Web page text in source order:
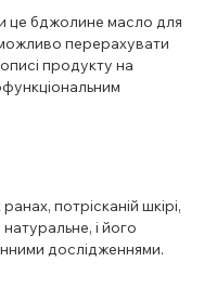
це бджолине масло для
перерахувати
продукту на
потрісканій шкірі,
і його
дослідженнями.